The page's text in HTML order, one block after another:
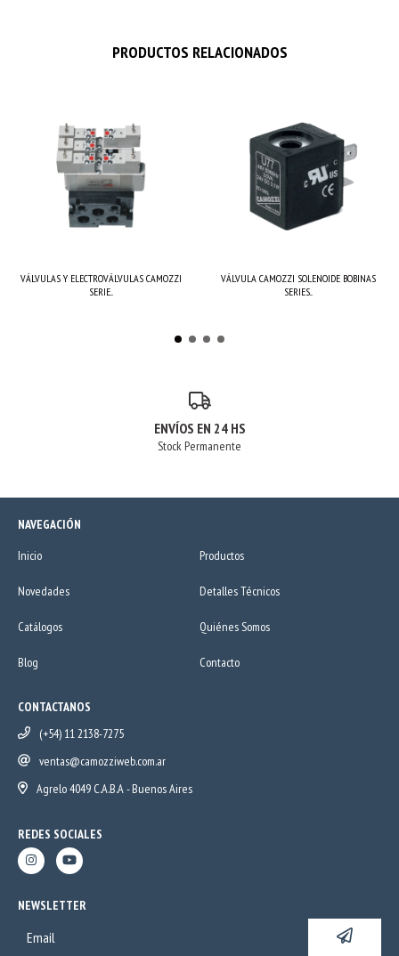
PRODUCTOS RELACIONADOS
VÁLVULAS Y ELECTROVÁLVULAS CAMOZZI
SERIE...
VÁLVULA CAMOZZI SOLENOIDE BOBINAS
SERIES...
ENVÍOS EN 24 HS
Stock Permanente
NAVEGACIÓN
Inicio
Productos
Novedades Detalles Técnicos
Catálogos Quiénes Somos
Blog Contacto
CONTACTANOS
(+54) 11 2138-7275
ventas@camozziweb.com.ar
Agrelo 4049 C.A.B.A - Buenos Aires
REDES SOCIALES
NEWSLETTER